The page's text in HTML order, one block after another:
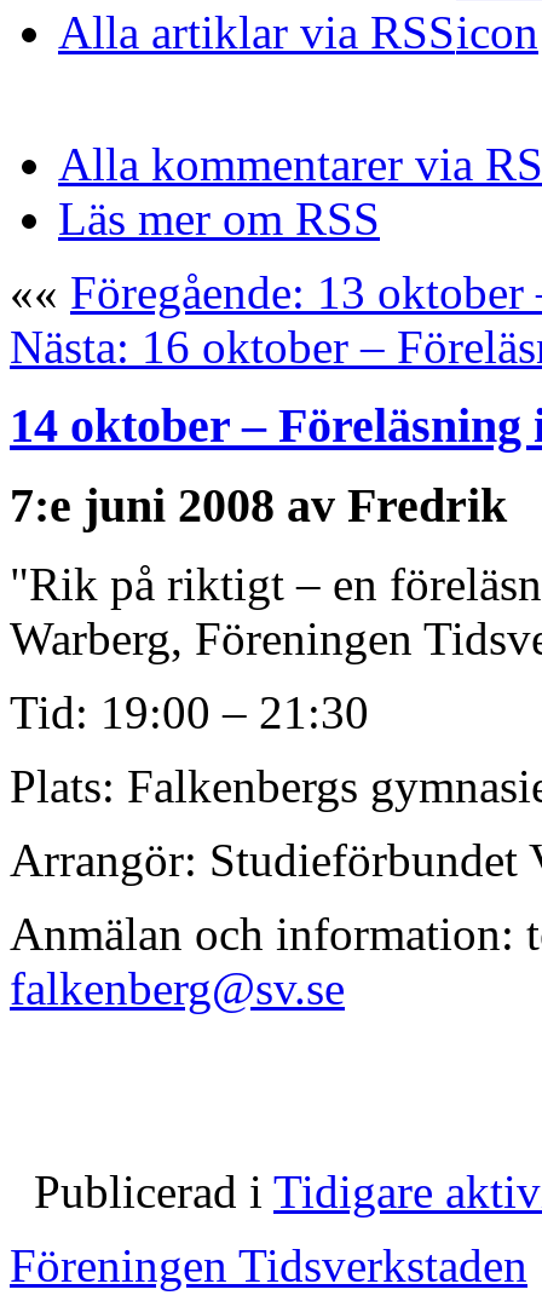
Alla artiklar via RSS
Alla kommentarer via
Läs mer om RSS
«« Föregående: 13
Nästa: 16 oktober –
14 oktober –
7:e juni 2008 av Fredrik
"Rik på riktigt – en
Warberg, Föreningen
Tid: 19:00 – 21:30
Plats: Falkenbergs
Arrangör: Studieförbundet
Anmälan och information:
falkenberg@sv.se
Publicerad i Tidigare
Föreningen Tidsverkstaden